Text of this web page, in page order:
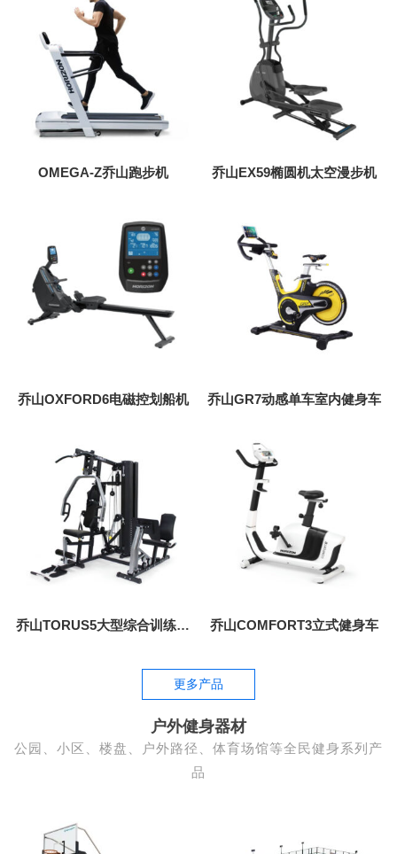
OMEGA-Z乔山跑步机 乔山EX59椭圆机太空漫步机
乔山OXFORD6电磁控划船机 乔山GR7动感单车室内健身车
乔山TORUS5大型综合训练器
乔山COMFORT3立式健身车
更多产品
户外健身器材
公园、小区、楼盘、户外路径、体育场馆等全民健身系列产
品